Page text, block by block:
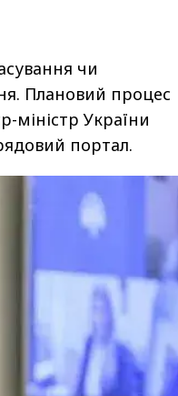
чи
Плановий процес
міністр України
портал.